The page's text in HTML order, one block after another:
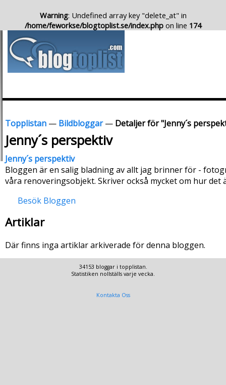
Warning: Undefined array key "delete_at" in
/home/feworkse/blogtoplist.se/index.php on line 174
Topplistan — Bildbloggar— Detaljer för "Jenny´s
Jenny´s perspektiv
Jenny´s perspektiv
Bloggen är en salig bladning av allt jag brinner för -
våra renoveringsobjekt. Skriver också mycket om hur det
Besök Bloggen
Artiklar
Där finns inga artiklar arkiverade för denna bloggen.
34153 bloggar i topplistan.
Statistiken nollställs varje vecka.
Kontakta Oss